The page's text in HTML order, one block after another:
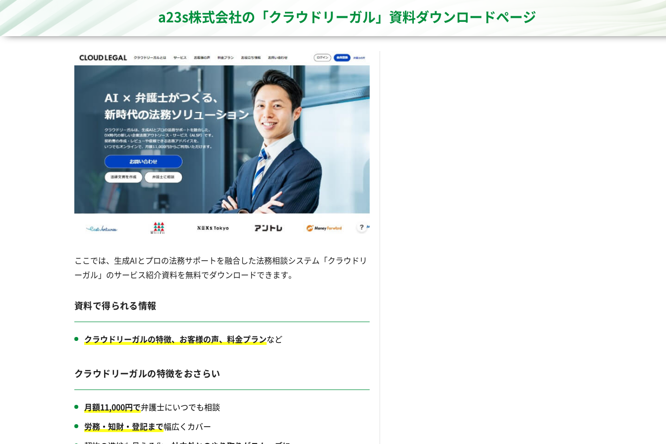
a23s株式会社の「クラウドリーガル」資料ダウンロードページ
ここでは、生成AIとプロの法務サポートを融合した法務相談システム「クラウドリ
ーガル」のサービス紹介資料を無料でダウンロードできます。
資料で得られる情報
クラウドリーガルの特徴、お客様の声、料金プランなど
クラウドリーガルの特徴をおさらい
月額11,000円で弁護士にいつでも相談
労務・知財・登記まで幅広くカバー